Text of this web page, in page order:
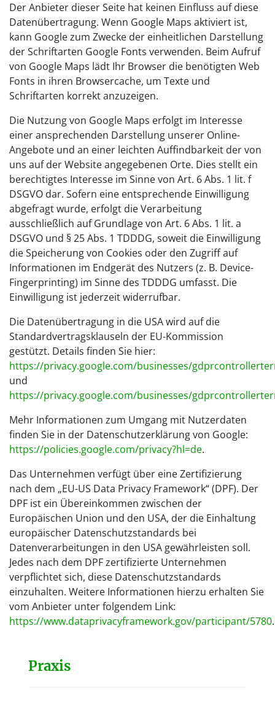
Der Anbieter dieser Seite hat keinen Einfluss auf diese
Datenübertragung. Wenn Google Maps aktiviert ist,
kann Google zum Zwecke der einheitlichen Darstellung
der Schriftarten Google Fonts verwenden. Beim Aufruf
von Google Maps lädt Ihr Browser die benötigten Web
Fonts in ihren Browsercache, um Texte und
Schriftarten korrekt anzuzeigen.
Die Nutzung von Google Maps erfolgt im Interesse
einer ansprechenden Darstellung unserer Online-
Angebote und an einer leichten Auffindbarkeit der von
uns auf der Website angegebenen Orte. Dies stellt ein
berechtigtes Interesse im Sinne von Art. 6 Abs. 1 lit. f
DSGVO dar. Sofern eine entsprechende Einwilligung
abgefragt wurde, erfolgt die Verarbeitung
ausschließlich auf Grundlage von Art. 6 Abs. 1 lit. a
DSGVO und § 25 Abs. 1 TDDDG, soweit die Einwilligung
die Speicherung von Cookies oder den Zugriff auf
Informationen im Endgerät des Nutzers (z. B. Device-
Fingerprinting) im Sinne des TDDDG umfasst. Die
Einwilligung ist jederzeit widerrufbar.
Die Datenübertragung in die USA wird auf die
Standardvertragsklauseln der EU-Kommission
gestützt. Details finden Sie hier:
https://privacy.google.com/businesses/
und
https://privacy.google.com/businesses/
Mehr Informationen zum Umgang mit Nutzerdaten
finden Sie in der Datenschutzerklärung von Google:
https://policies.google.com/privacy?hl=de.
Das Unternehmen verfügt über eine Zertifizierung
nach dem „EU-US Data Privacy Framework“ (DPF). Der
DPF ist ein Übereinkommen zwischen der
Europäischen Union und den USA, der die Einhaltung
europäischer Datenschutzstandards bei
Datenverarbeitungen in den USA gewährleisten soll.
Jedes nach dem DPF zertifizierte Unternehmen
verpflichtet sich, diese Datenschutzstandards
einzuhalten. Weitere Informationen hierzu erhalten Sie
vom Anbieter unter folgendem Link:
https://www.dataprivacyframework.gov/participant/5780.
Praxis